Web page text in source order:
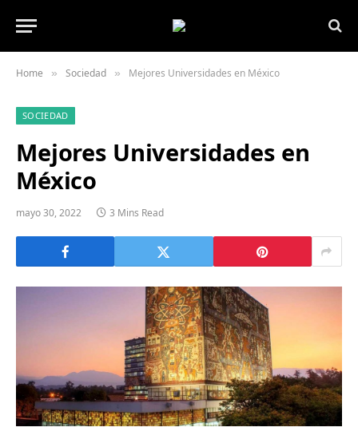
Home » Sociedad » Mejores Universidades en México
SOCIEDAD
Mejores Universidades en
México
mayo 30, 2022 3 Mins Read